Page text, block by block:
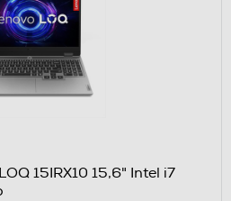
15IRX10 15,6" Intel i7